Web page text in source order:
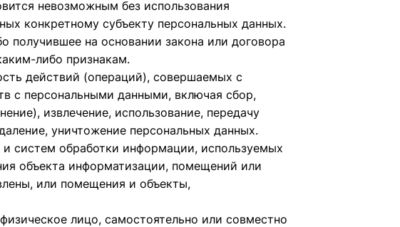
невозможным без использования
конкретному субъекту персональных данных.
на основании закона или договора
либо признакам.
действий (операций), совершаемых с
с персональными данными, включая сбор,
извлечение, использование, передачу
уничтожение персональных данных.
систем обработки информации, используемых
объекта информатизации, помещений или
или помещения и объекты,
лицо, самостоятельно или совместно